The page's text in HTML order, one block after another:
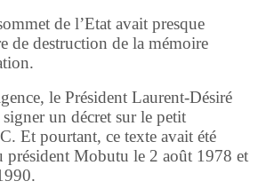
de l’Etat avait presque
de destruction de la mémoire
le Président Laurent-Désiré
un décret sur le petit
Et pourtant, ce texte avait été
président Mobutu le 2 août 1978 et